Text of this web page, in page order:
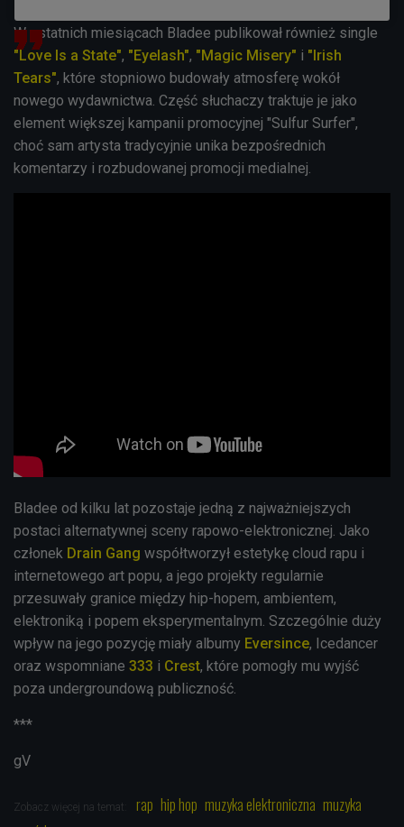
W ostatnich miesiącach Bladee publikował również single
"Love Is a State", "Eyelash", "Magic Misery" i "Irish
Tears", które stopniowo budowały atmosferę wokół
nowego wydawnictwa. Część słuchaczy traktuje je jako
element większej kampanii promocyjnej "Sulfur Surfer",
choć sam artysta tradycyjnie unika bezpośrednich
komentarzy i rozbudowanej promocji medialnej.
Bladee od kilku lat pozostaje jedną z najważniejszych
postaci alternatywnej sceny rapowo-elektronicznej. Jako
członek Drain Gang współtworzył estetykę cloud rapu i
internetowego art popu, a jego projekty regularnie
przesuwały granice między hip-hopem, ambientem,
elektroniką i popem eksperymentalnym. Szczególnie duży
wpływ na jego pozycję miały albumy Eversince, Icedancer
oraz wspomniane 333 i Crest, które pomogły mu wyjść
poza undergroundową publiczność.
***
gV
Zobacz więcej na temat: rap hip hop muzyka elektroniczna muzyka